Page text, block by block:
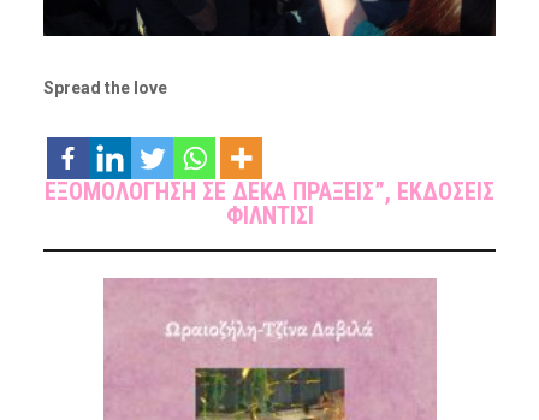
Spread the love
ΕΞΟΜΟΛΟΓΗΣΗ ΣΕ ΔΕΚΑ ΠΡΑΞΕΙΣ”, ΕΚΔΟΣΕΙΣ
ΦΙΛΝΤΙΣΙ